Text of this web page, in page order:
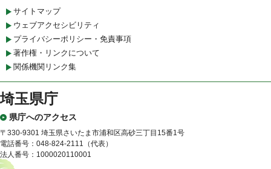
サイトマップ
ウェブアクセシビリティ
プライバシーポリシー・免責事項
著作権・リンクについて
関係機関リンク集
埼玉県庁
県庁へのアクセス
〒330-9301 埼玉県さいたま市浦和区高砂三丁目15番1号
電話番号：048-824-2111（代表）
法人番号：1000020110001